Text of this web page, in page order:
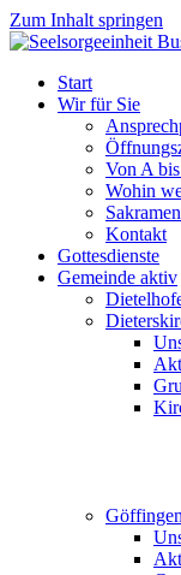
Zum Inhalt springen
Start
Wir für Sie
Von A
Wohin
Kontakt
Gottesdienste
Gemeinde aktiv
Göffingen